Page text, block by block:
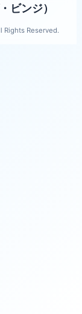
ンジ）
Rights Reserved.